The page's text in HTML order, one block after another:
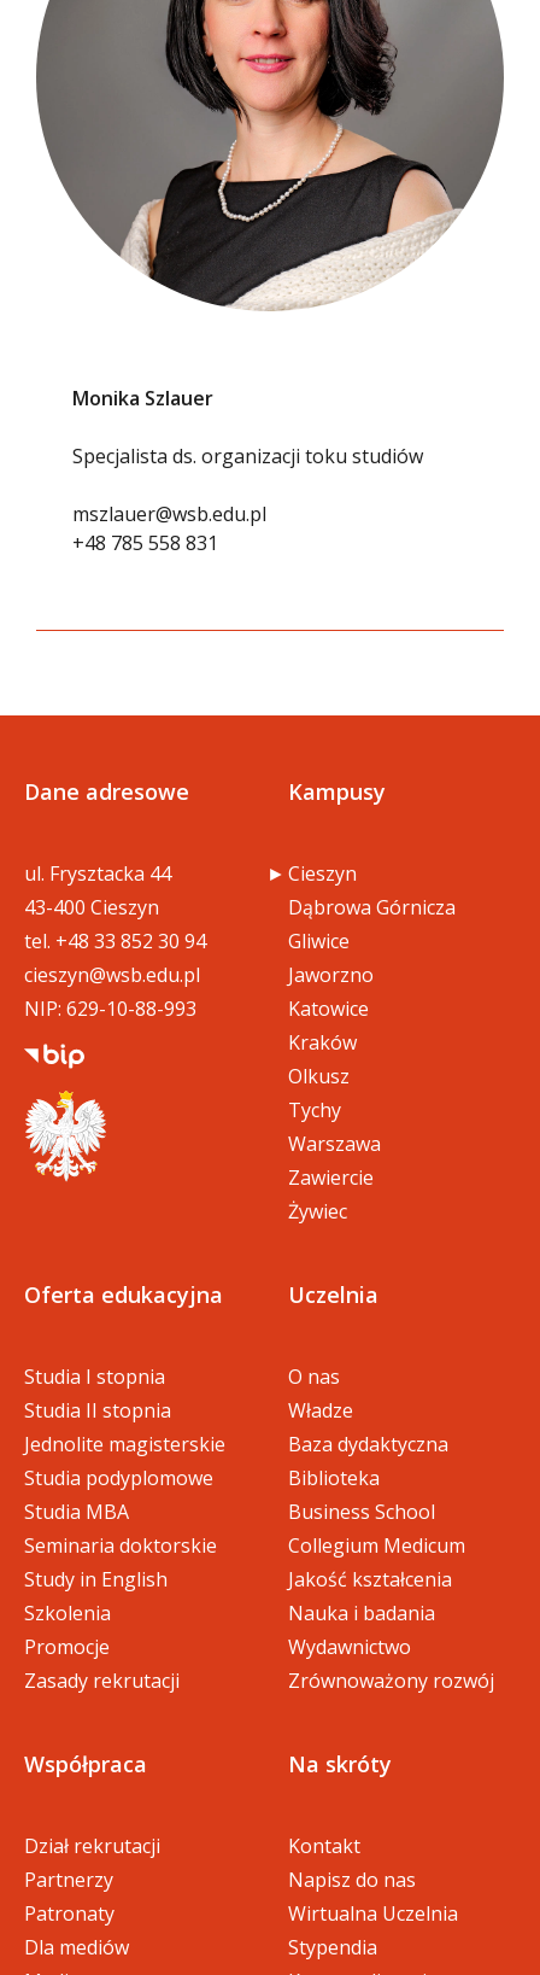
Monika Szlauer
Specjalista ds. organizacji toku studiów
mszlauer@wsb.edu.pl
+48 785 558 831
Dane adresowe
ul. Frysztacka 44
43-400 Cieszyn
tel. +48 33 852 30 94
cieszyn@wsb.edu.pl
NIP: 629-10-88-993
Kampusy
Cieszyn
Dąbrowa Górnicza
Gliwice
Jaworzno
Katowice
Kraków
Olkusz
Tychy
Warszawa
Zawiercie
Żywiec
Oferta edukacyjna
Studia I stopnia
Studia II stopnia
Jednolite magisterskie
Studia podyplomowe
Studia MBA
Seminaria doktorskie
Study in English
Szkolenia
Promocje
Zasady rekrutacji
Uczelnia
O nas
Władze
Baza dydaktyczna
Biblioteka
Business School
Collegium Medicum
Jakość kształcenia
Nauka i badania
Wydawnictwo
Zrównoważony rozwój
Współpraca
Dział rekrutacji
Partnerzy
Patronaty
Dla mediów
Na skróty
Kontakt
Napisz do nas
Wirtualna Uczelnia
Stypendia